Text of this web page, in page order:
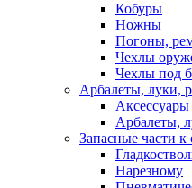
Кобуры
Ножны
Погоны,
Чехлы
Чехлы под
Арбалеты, луки,
Аксессуары
Арбалеты,
Запасные части
Нарезному